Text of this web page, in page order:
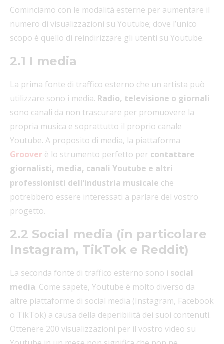
Cominciamo con le modalità esterne per aumentare il
numero di visualizzazioni su Youtube; dove l’unico
scopo è quello di reindirizzare gli utenti su Youtube.
2.1 I media
La prima fonte di traffico esterno che un artista può
utilizzare sono i media. Radio, televisione o giornali
sono canali da non trascurare per promuovere la
propria musica e soprattutto il proprio canale
Youtube. A proposito di media, la piattaforma
Groover è lo strumento perfetto per contattare
giornalisti, media, canali Youtube e altri
professionisti dell’industria musicale che
potrebbero essere interessati a parlare del vostro
progetto.
2.2 Social media (in particolare
Instagram, TikTok e Reddit)
La seconda fonte di traffico esterno sono i social
media. Come sapete, Youtube è molto diverso da
altre piattaforme di social media (Instagram, Facebook
o TikTok) a causa della deperibilità dei suoi contenuti.
Ottenere 200 visualizzazioni per il vostro video su